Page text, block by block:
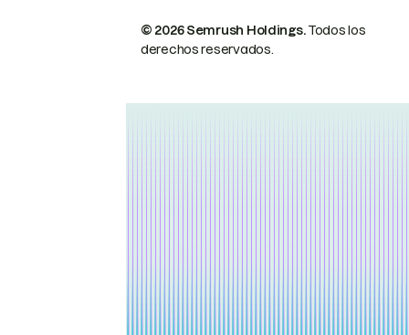
© 2026 Semrush Holdings.Todos los
derechos reservados.